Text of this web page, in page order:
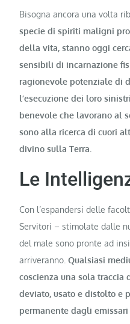
Bisogna ancora una volta
specie di spiriti maligni
della vita, stanno oggi
sensibili di incarnazione
ragionevole potenziale di
l’esecuzione dei loro
benevole che lavorano al
sono alla ricerca di cuori
divino sulla Terra.
Le
Con l’espandersi delle
Servitori – stimolate dalle
del male sono pronte ad
arriveranno.Qualsiasi
coscienza una sola traccia
deviato, usato e distolto e
permanente dagli emissari